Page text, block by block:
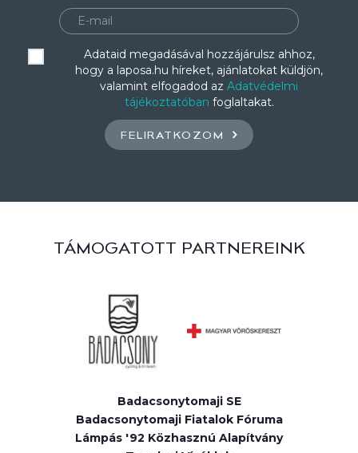
Adataid megadásával hozzájárulsz ahhoz,
hogy a laposa.hu híreket, ajánlatokat küldjön,
valamint elfogadod az Adatvédelmi
tájékoztatóban foglaltakat.
FELIRATKOZOM
TÁMOGATOTT PARTNEREINK
Badacsonytomaji SE
Badacsonytomaji Fiatalok Fóruma
Lámpás '92 Közhasznú Alapítvány